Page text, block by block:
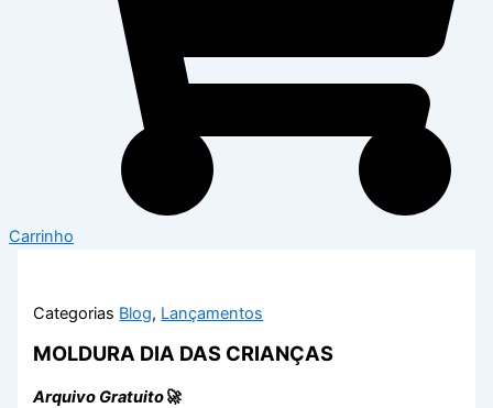
Carrinho
Categorias Blog, Lançamentos
MOLDURA DIA DAS CRIANÇAS
Arquivo Gratuito🚀